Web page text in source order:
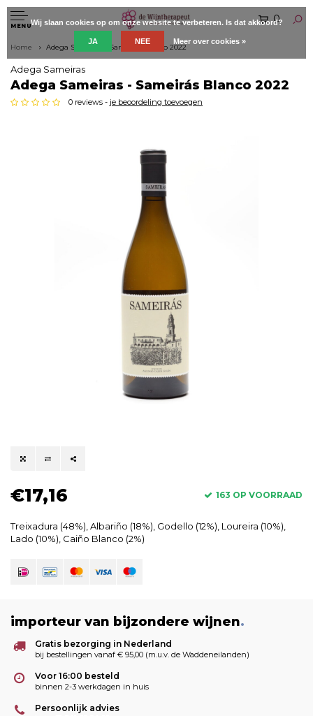
MENU
0
Home Adega Sameiras - Sameirás Blanco 2022
Adega Sameiras
Adega Sameiras - Sameirás Blanco 2022
0 reviews - je beoordeling toevoegen
€17,16 163 OP VOORRAAD
Treixadura (48%), Albariño (18%), Godello (12%), Loureira (10%),
Lado (10%), Caiño Blanco (2%)
importeur van bijzondere wijnen.
Gratis bezorging in Nederland
bij bestellingen vanaf € 95,00 (m.u.v. de Waddeneilanden)
Voor 16:00 besteld
binnen 2-3 werkdagen in huis
Persoonlijk advies
Wij slaan cookies op om onze website te verbeteren. Is dat akkoord?
JA NEE Meer over cookies »